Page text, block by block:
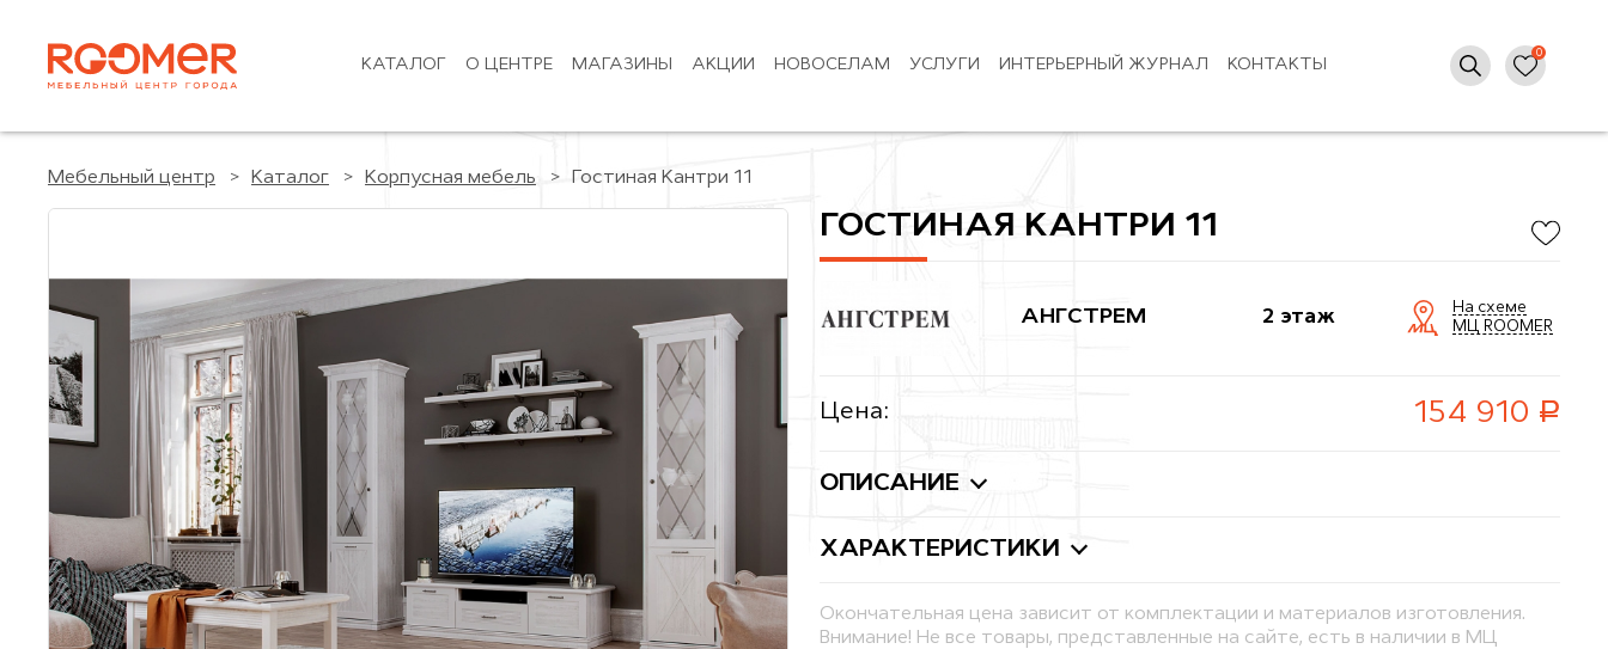
КАТАЛОГ О ЦЕНТРЕ МАГАЗИНЫ АКЦИИ НОВОСЕЛАМ УСЛУГИ ИНТЕРЬЕРНЫЙ ЖУРНАЛ КОНТАКТЫ
Мебельный центр Каталог Корпусная мебель Гостиная Кантри 11
ГОСТИНАЯ КАНТРИ 11
АНГСТРЕМ 2 этаж
На схеме
МЦ ROOMER
Цена: 154 910 руб.
ОПИСАНИЕ
ХАРАКТЕРИСТИКИ
Окончательная цена зависит от комплектации и материалов изготовления.
Внимание! Не все товары, представленные на сайте, есть в наличии в МЦ